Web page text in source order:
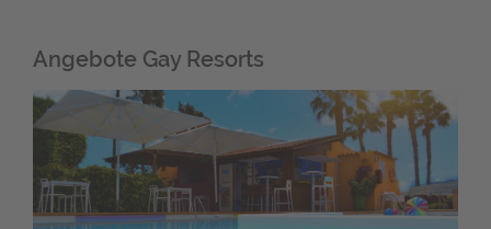
Angebote Gay Resorts